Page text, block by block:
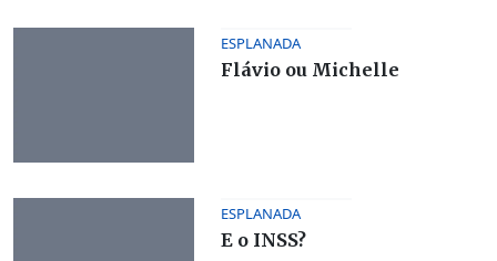
ESPLANADA
Flávio ou Michelle
ESPLANADA
E o INSS?